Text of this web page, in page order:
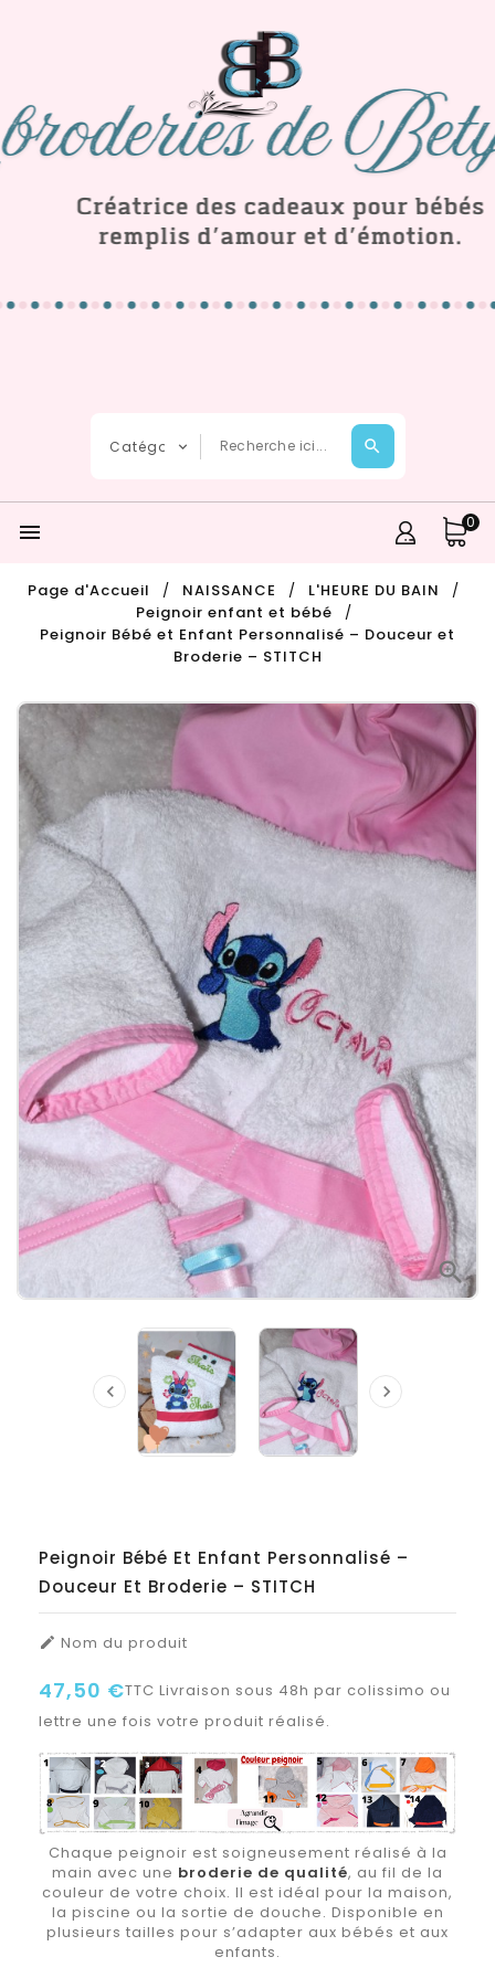
 0
Page d'Accueil NAISSANCE
L'HEURE DU BAIN
Peignoir enfant et bébé
Peignoir Bébé et Enfant Personnalisé – Douceur et
Broderie – STITCH

 
Peignoir Bébé Et Enfant Personnalisé –
Douceur Et Broderie – STITCH
 Nom du produit
47,50 €TTC Livraison sous 48h par colissimo ou
lettre une fois votre produit réalisé.
Chaque peignoir est soigneusement réalisé à la
main avec une broderie de qualité, au fil de la
couleur de votre choix. Il est idéal pour la maison,
la piscine ou la sortie de douche. Disponible en
plusieurs tailles pour s’adapter aux bébés et aux
enfants.